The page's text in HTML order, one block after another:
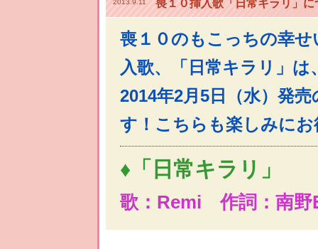
2013.9.11 喪１０挿入歌「日常キラリ」に
喪１０のもこっちの幸
入歌、「日常キラリ」は
2014年2月5日（水）発
す！こちらも楽しみに
♦「日常キラリ」
歌：Remi 作詞：南